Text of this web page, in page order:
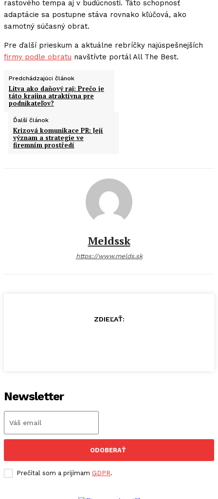
rastového tempa aj v budúcnosti. Táto schopnosť
adaptácie sa postupne stáva rovnako kľúčová, ako
samotný súčasný obrat.
Pre ďalší prieskum a aktuálne rebríčky najúspešnejších
firmy podle obratu navštívte portál All The Best.
Predchádzajúci článok
Litva ako daňový raj: Prečo je
táto krajina atraktívna pre
podnikateľov?
Ďalší článok
Krizová komunikace PR: Její
význam a strategie ve
firemním prostředí
Meldssk
https://www.melds.sk
ZDIEĽAŤ:
Newsletter
ODOBERAŤ
Prečítal som a prijímam GDPR.